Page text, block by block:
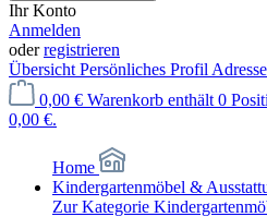
Ihr Konto
Anmelden
oderregistrieren
Übersicht Persönliches Profil
0,00 € Warenkorb enthält 0
0,00 €.
Home
Kindergartenmöbel &
Zur Kategorie